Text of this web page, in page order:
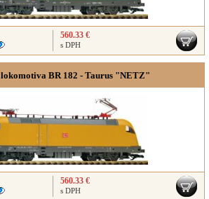
560.33 €
s DPH
BR 182 - Taurus "NETZ"
560.33 €
s DPH